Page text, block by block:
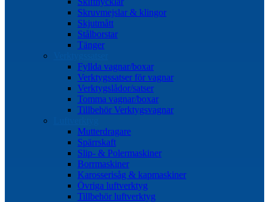
Skruvmejslar & klingor
Skjutmått
Stålborstar
Tänger
Fyllda vagnar/boxar
Verktygssatser för vagnar
Verktygslådor/satser
Tomma vagnar/boxar
Tillbehör Verktygsvagnar
Mutterdragare
Spärrskaft
Slip- & Polermaskiner
Borrmaskiner
Karosserisåg & kapmaskiner
Övriga luftverktyg
Tillbehör luftverktyg